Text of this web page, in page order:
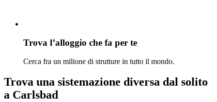
Trova l’alloggio che fa per te
Cerca fra un milione di strutture in tutto il mondo.
Trova una sistemazione diversa dal solito
a Carlsbad